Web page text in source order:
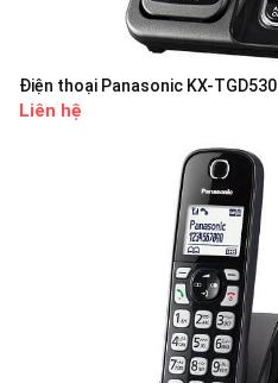
Điện thoại Panasonic KX-TGD530
Liên hệ